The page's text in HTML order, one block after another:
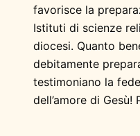
favorisce la
Istituti di scienze
diocesi. Quanto
debitamente
testimoniano la
dell’amore di Gesù!